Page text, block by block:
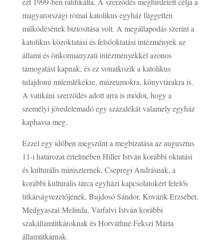
magyarországi római katolikus egyház független
működésének biztosítása volt. A megállapodás szerint a
katolikus közoktatási és felsőoktatási intézmények az
állami és önkormányzati intézményekkel azonos
támogatást kapnak, és ez vonatkozik a katolikus
tulajdonú műemlékekre, múzeumokra, könyvtárakra is.
A vatikáni szerződés adott arra is módot, hogy a
személyi jövedelemadó egy százalékát valamely egyház
kaphassa meg.
Ezzel egy időben megszűnt a megbízatása az augusztus
11-i határozat értelmében Hiller István korábbi oktatási
és kulturális miniszternek, Csepregi Andrásnak, a
korábbi kulturális tárca egyházi kapcsolatokért felelős
titkárságvezetőjének, Bujdosó Sándor, Kovárik Erzsébet,
Medgyaszai Melinda, Várfalvi István korábbi
szakállamtitkároknak és Horváthné Fekszi Márta
államtitkárnak.